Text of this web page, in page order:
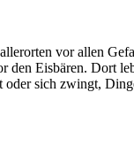
vor allen
Eisbären. Dort
sich zwingt,